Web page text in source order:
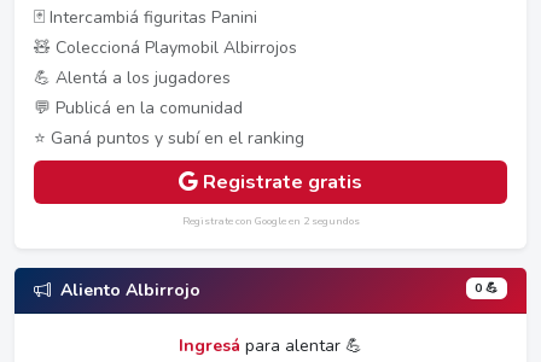
🃏 Intercambiá figuritas Panini
🧸 Coleccioná Playmobil Albirrojos
💪 Alentá a los jugadores
💬 Publicá en la comunidad
⭐ Ganá puntos y subí en el ranking
Registrate gratis
Registrate con Google en 2 segundos
Aliento Albirrojo 0 💪
Ingresá para alentar 💪